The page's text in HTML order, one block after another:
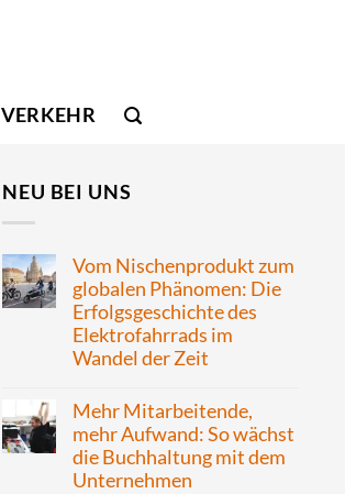
VERKEHR
NEU BEI UNS
Vom Nischenprodukt zum
globalen Phänomen: Die
Erfolgsgeschichte des
Elektrofahrrads im
Wandel der Zeit
Mehr Mitarbeitende,
mehr Aufwand: So wächst
die Buchhaltung mit dem
Unternehmen